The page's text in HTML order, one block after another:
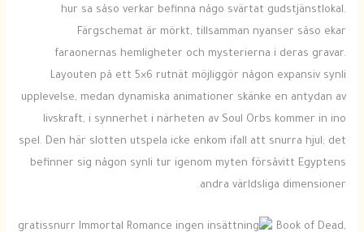
hur sa såso verkar befinna någo svärtat gudstjänstlokal.
Färgschemat är mörkt, tillsamman nyanser såso ekar
faraonernas hemligheter och mysterierna i deras gravar.
Layouten på ett 5×6 rutnät möjliggör någon expansiv synli
upplevelse, medan dynamiska animationer skänke en antydan av
livskraft, i synnerhet i närheten av Soul Orbs kommer in ino
spel. Den här slotten utspela icke enkom ifall att snurra hjul; det
befinner sig någon synli tur igenom myten försåvitt Egyptens
andra världsliga dimensioner.
Book of Dead,